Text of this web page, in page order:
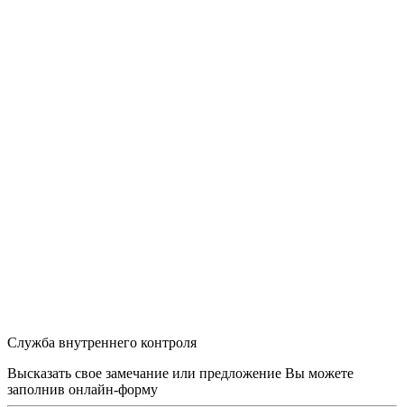
Служба внутреннего контроля
Высказать свое замечание или предложение Вы можете
заполнив онлайн-форму